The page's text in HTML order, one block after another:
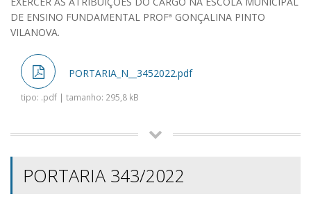
DE ENSINO FUNDAMENTAL PROFª GONÇALINA PINTO
VILANOVA.
PORTARIA_N__3452022.pdf
tipo: .pdf | tamanho: 295,8 kB
PORTARIA 343/2022